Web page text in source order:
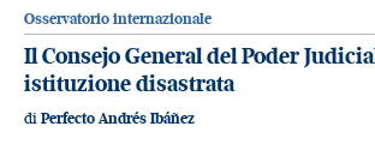
Osservatorio internazionale
Il Consejo General del Poder
istituzione disastrata
di Perfecto Andrés Ibáñez